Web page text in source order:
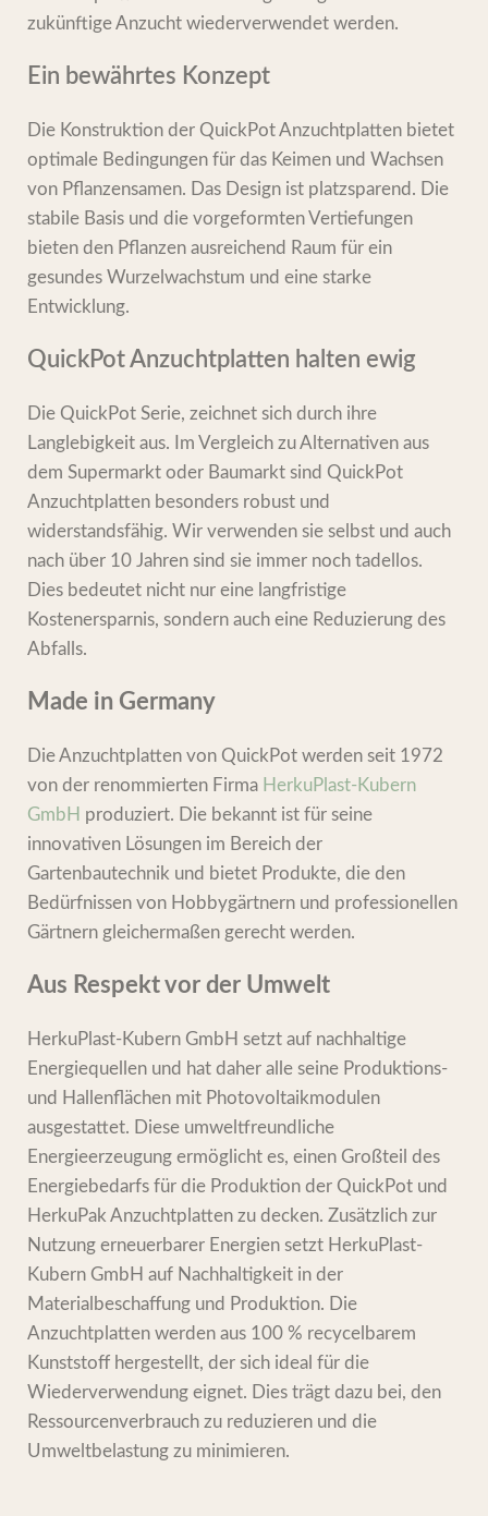
zukünftige Anzucht wiederverwendet werden.
Ein bewährtes Konzept
Die Konstruktion der QuickPot Anzuchtplatten bietet
optimale Bedingungen für das Keimen und Wachsen
von Pflanzensamen. Das Design ist platzsparend. Die
stabile Basis und die vorgeformten Vertiefungen
bieten den Pflanzen ausreichend Raum für ein
gesundes Wurzelwachstum und eine starke
Entwicklung.
QuickPot Anzuchtplatten halten ewig
Die QuickPot Serie, zeichnet sich durch ihre
Langlebigkeit aus. Im Vergleich zu Alternativen aus
dem Supermarkt oder Baumarkt sind QuickPot
Anzuchtplatten besonders robust und
widerstandsfähig. Wir verwenden sie selbst und auch
nach über 10 Jahren sind sie immer noch tadellos.
Dies bedeutet nicht nur eine langfristige
Kostenersparnis, sondern auch eine Reduzierung des
Abfalls.
Made in Germany
Die Anzuchtplatten von QuickPot werden seit 1972
von der renommierten Firma HerkuPlast-Kubern
GmbH produziert. Die bekannt ist für seine
innovativen Lösungen im Bereich der
Gartenbautechnik und bietet Produkte, die den
Bedürfnissen von Hobbygärtnern und professionellen
Gärtnern gleichermaßen gerecht werden.
Aus Respekt vor der Umwelt
HerkuPlast-Kubern GmbH setzt auf nachhaltige
Energiequellen und hat daher alle seine Produktions-
und Hallenflächen mit Photovoltaikmodulen
ausgestattet. Diese umweltfreundliche
Energieerzeugung ermöglicht es, einen Großteil des
Energiebedarfs für die Produktion der QuickPot und
HerkuPak Anzuchtplatten zu decken. Zusätzlich zur
Nutzung erneuerbarer Energien setzt HerkuPlast-
Kubern GmbH auf Nachhaltigkeit in der
Materialbeschaffung und Produktion. Die
Anzuchtplatten werden aus 100 % recycelbarem
Kunststoff hergestellt, der sich ideal für die
Wiederverwendung eignet. Dies trägt dazu bei, den
Ressourcenverbrauch zu reduzieren und die
Umweltbelastung zu minimieren.